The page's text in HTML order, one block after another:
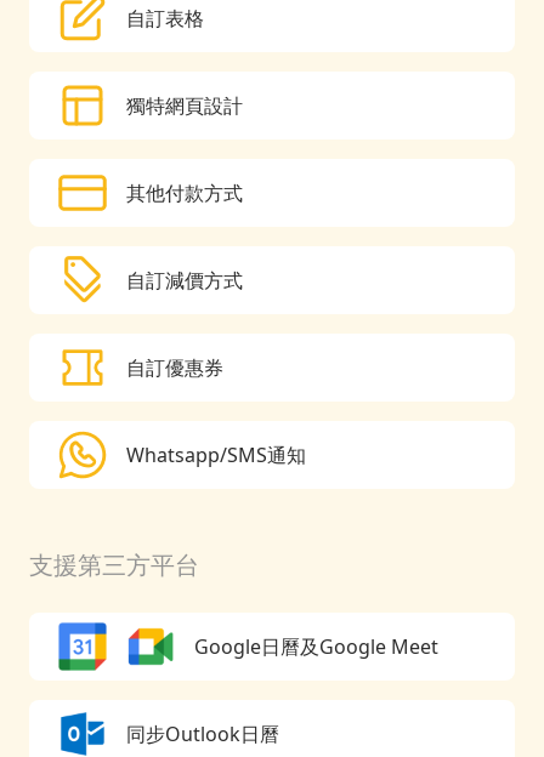
自訂表格
獨特網頁設計
其他付款方式
自訂減價方式
自訂優惠券
Whatsapp/SMS通知
支援第三方平台
Google日曆及Google Meet
同步Outlook日曆